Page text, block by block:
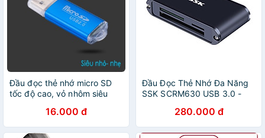
Đầu đọc thẻ nhớ micro SD
tốc độ cao, vỏ nhôm siêu
16.000 đ
Đầu Đọc Thẻ Nhớ Đa Năng
SSK SCRM630 USB 3.0 -
280.000 đ